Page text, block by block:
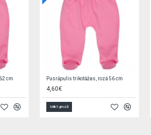
Zīdaiņu cimdiņi-dūraiņi STARS
1,90€
Ielikt grozā